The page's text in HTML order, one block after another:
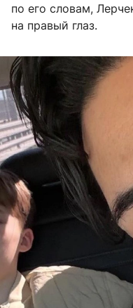
по его словам,
на правый глаз.